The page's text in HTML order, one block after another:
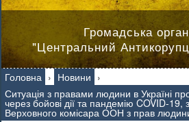
Громадська
"Центральний
Головна › Новини ›
Ситуація з правами людини в Україні
через бойові дії та пандемію COVID-19,
Верховного комісара ООН з прав